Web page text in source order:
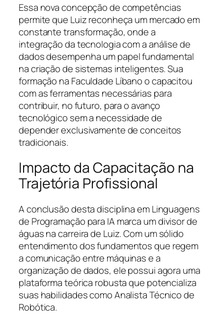
Essa nova concepção de competências
permite que Luiz reconheça um mercado em
constante transformação, onde a
integração da tecnologia com a análise de
dados desempenha um papel fundamental
na criação de sistemas inteligentes. Sua
formação na Faculdade Líbano o capacitou
com as ferramentas necessárias para
contribuir, no futuro, para o avanço
tecnológico sem a necessidade de
depender exclusivamente de conceitos
tradicionais.
Impacto da Capacitação na
Trajetória Profissional
A conclusão desta disciplina em Linguagens
de Programação para IA marca um divisor de
águas na carreira de Luiz. Com um sólido
entendimento dos fundamentos que regem
a comunicação entre máquinas e a
organização de dados, ele possui agora uma
plataforma teórica robusta que potencializa
suas habilidades como Analista Técnico de
Robótica.